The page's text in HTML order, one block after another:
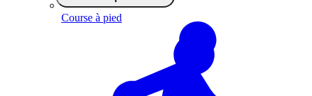
Course à pied